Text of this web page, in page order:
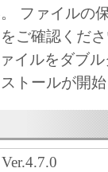
ファイルの
ご確認くだ
イルをダブ
トールが開